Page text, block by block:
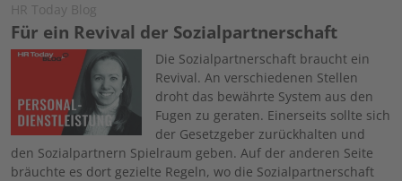
HR Today Blog
Für ein Revival der Sozialpartnerschaft
Image
Die Sozialpartnerschaft braucht ein
Revival. An verschiedenen Stellen
droht das bewährte System aus den
Fugen zu geraten. Einerseits sollte sich
der Gesetzgeber zurückhalten und
den Sozialpartnern Spielraum geben. Auf der anderen Seite
bräuchte es dort gezielte Regeln, wo die Sozialpartnerschaft